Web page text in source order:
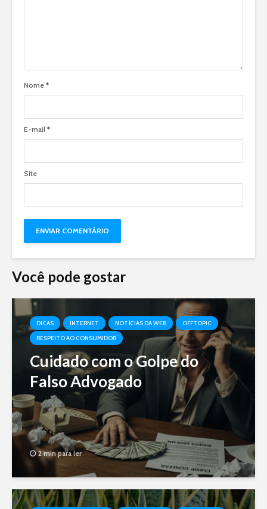
Nome *
E-mail *
Site
Você pode gostar
DICAS INTERNET NOTÍCIAS DA WEB
OFFTOPIC
RESPEITO AO CONSUMIDOR
Cuidado com o Golpe do
Falso Advogado
2 min para ler